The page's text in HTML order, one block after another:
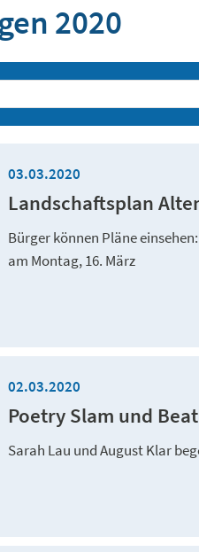
2020
03.03.2020
Landschaftsplan
Bürger können Pläne
am Montag, 16. März
02.03.2020
Poetry Slam und
Sarah Lau und August Klar